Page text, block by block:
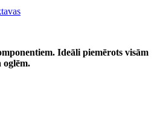
Ideāli piemērots visām
oglēm.